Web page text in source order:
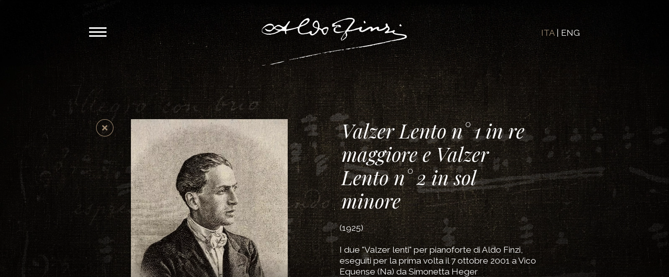
ITA ENG
Valzer Lento n° 1 in re
maggiore e Valzer
Lento n° 2 in sol
minore
(1925)
I due "Valzer lenti" per pianoforte di Aldo Finzi,
eseguiti per la prima volta il 7 ottobre 2001 a Vico
Equense (Na) da Simonetta Heger